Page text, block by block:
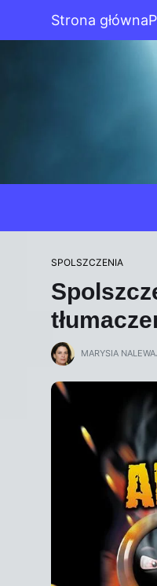
Strona główna
SPOLSZCZENIA
MARYSIA